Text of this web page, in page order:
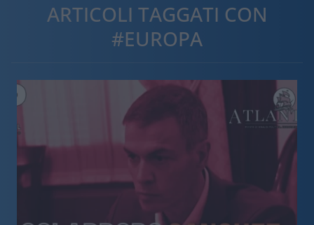
ARTICOLI TAGGATI CON
#EUROPA